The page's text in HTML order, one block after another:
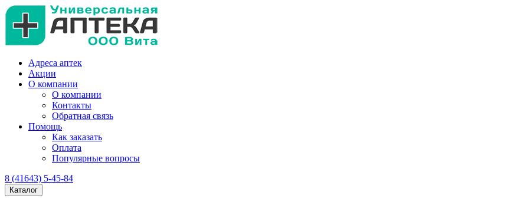
Адреса аптек
Акции
О компании
О компании
Контакты
Обратная связь
Помощь
Как заказать
Оплата
Популярные вопросы
8 (41643) 5-45-84
Каталог